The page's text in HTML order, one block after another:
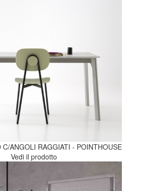
C/ANGOLI RAGGIATI - POINTHOUSE
Vedi il prodotto